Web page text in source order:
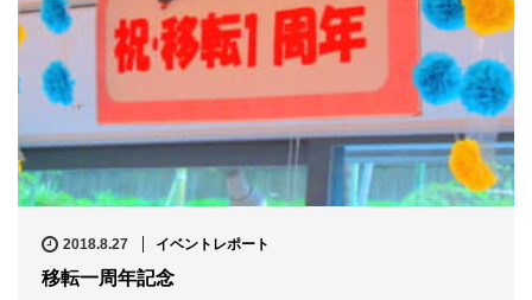
2018.8.27 イベントレポート
移転一周年記念